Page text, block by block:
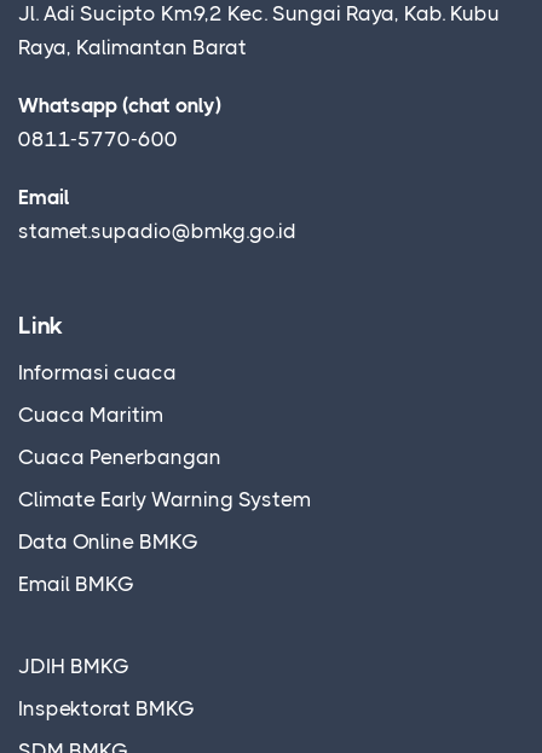
Jl. Adi Sucipto Km.9,2 Kec. Sungai Raya, Kab. Kubu
Raya, Kalimantan Barat
Whatsapp (chat only)
0811-5770-600
Email
stamet.supadio@bmkg.go.id
Link
Informasi cuaca
Cuaca Maritim
Cuaca Penerbangan
Climate Early Warning System
Data Online BMKG
Email BMKG
JDIH BMKG
Inspektorat BMKG